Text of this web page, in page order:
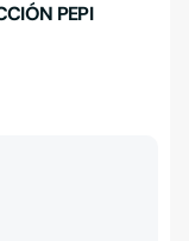
PEPI